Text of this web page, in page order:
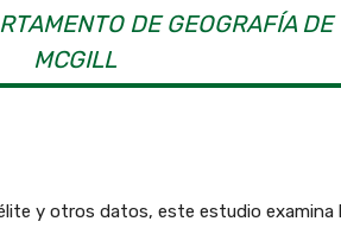
DE GEOGRAFÍA DE
MCGILL
y otros datos, este estudio examina